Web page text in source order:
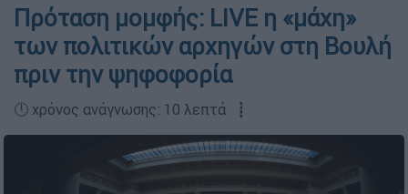
Πρόταση μομφής: LIVE η «μάχη»
των πολιτικών αρχηγών στη Βουλή
πριν την ψηφοφορία
🕛 χρόνος ανάγνωσης: 10 λεπτά ┋